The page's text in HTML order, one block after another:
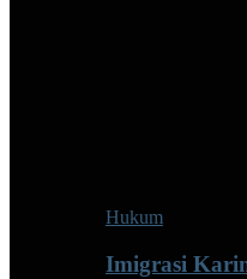
Hukum
Imigrasi